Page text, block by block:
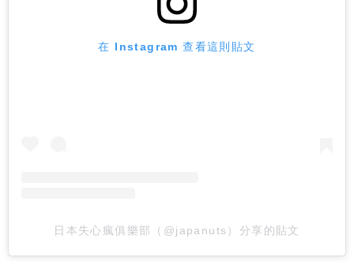
在 Instagram 查看這則貼文
日本失心瘋俱樂部（@japanuts）分享的貼文